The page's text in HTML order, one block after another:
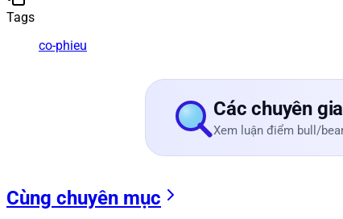
Tags
co-phieu
Các chuyên
Xem luận điểm bull/
Cùng chuyên mục